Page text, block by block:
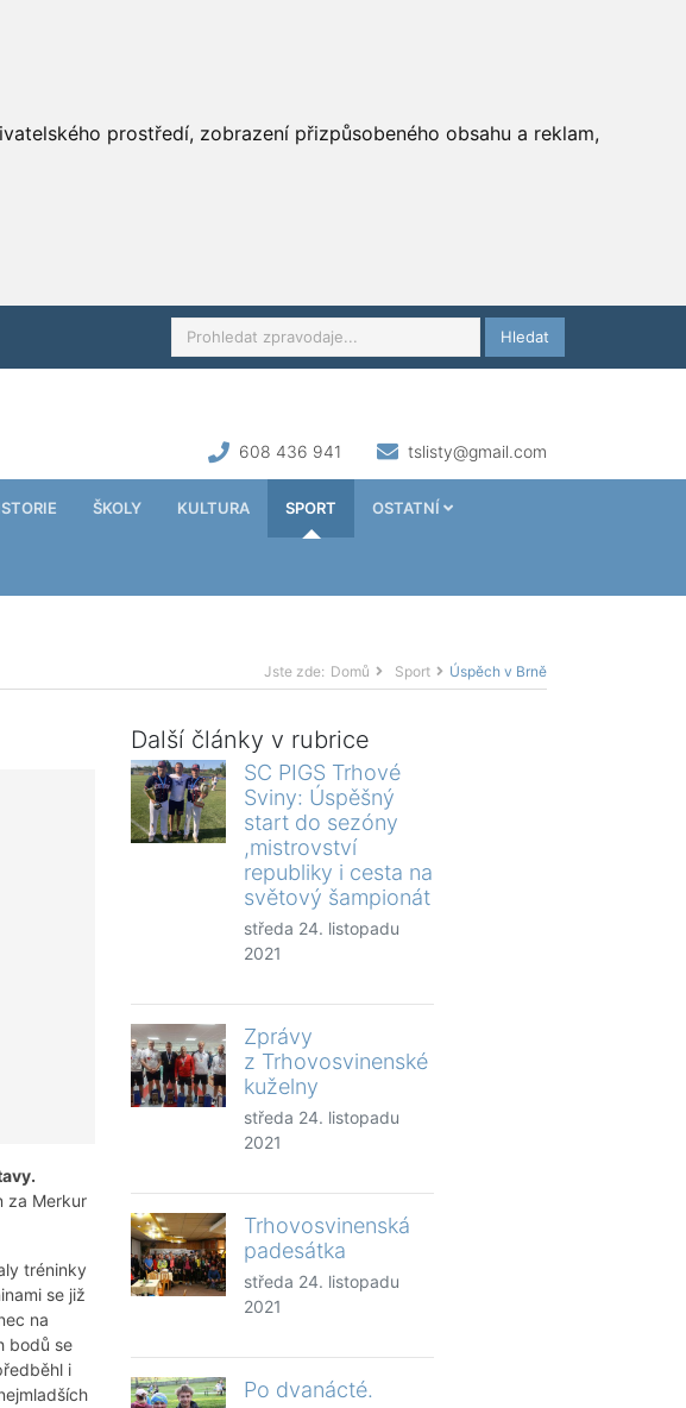
prostředí, zobrazení přizpůsobeného obsahu a reklam,
Hledat
608 436 941 tslisty@gmail.com
ŠKOLY KULTURA SPORT OSTATNÍ
Jste zde: Domů Sport Úspěch v Brně
za Merkur
tréninky
se již
na
bodů se
i
Další články v rubrice
SC PIGS Trhové
Sviny: Úspěšný
start do sezóny
,mistrovství
republiky i cesta na
světový šampionát
středa 24. listopadu
2021
Zprávy
z Trhovosvinenské
kuželny
středa 24. listopadu
2021
Trhovosvinenská
padesátka
středa 24. listopadu
2021
Po dvanácté.